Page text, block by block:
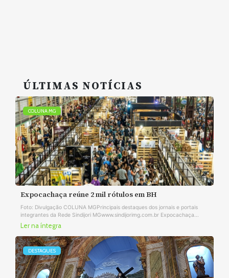
ÚLTIMAS NOTÍCIAS
COLUNA MG
Expocachaça reúne 2 mil rótulos em BH
Foto: Divulgação COLUNA MGPrincipais destaques dos jornais e portais
integrantes da Rede Sindijori MGwww.sindijorimg.com.br Expocachaça...
Ler na íntegra
DESTAQUES